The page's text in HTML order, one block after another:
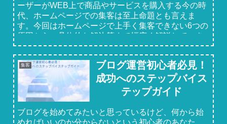
ーザーがWEB上で商品やサービスを購入する今の時
代、ホームページでの集客は至上命題とも言えま
す。今回はホームページで上手く集客できない6つの
原因から、具体的な解決策まで幅広く解説していき
ます。
集客
ブログ運営初心者必見！
成功へのステップバイス
テップガイド
ブログを始めてみたいと思っているけど、何から始
めればいいのか分からないという初心者のあなた